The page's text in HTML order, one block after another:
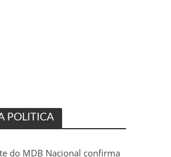
POLITICA
do MDB Nacional confirma